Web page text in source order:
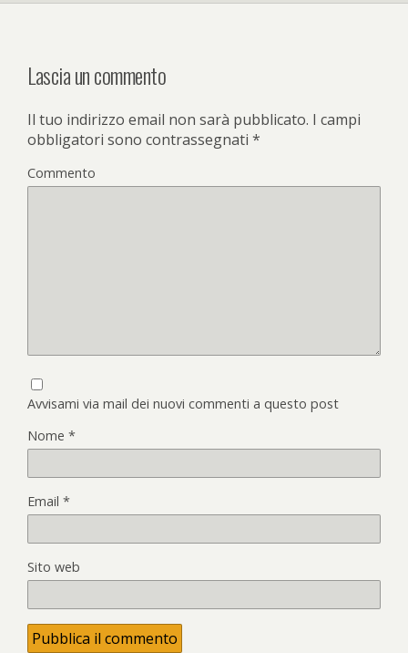
Lascia un commento
Il tuo indirizzo email non sarà pubblicato. I campi
obbligatori sono contrassegnati *
Commento
Avvisami via mail dei nuovi commenti a questo post
Nome *
Email *
Sito web